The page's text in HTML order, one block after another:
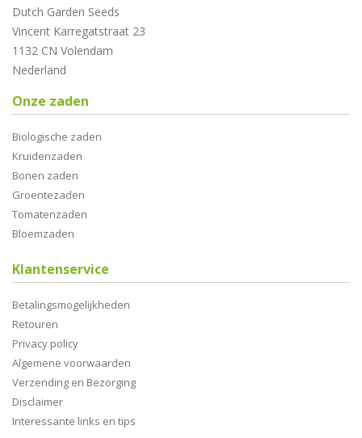
Dutch Garden Seeds
Vincent Karregatstraat 23
1132 CN Volendam
Nederland
Onze zaden
Biologische zaden
Kruidenzaden
Bonen zaden
Groentezaden
Tomatenzaden
Bloemzaden
Klantenservice
Betalingsmogelijkheden
Retouren
Privacy policy
Algemene voorwaarden
Verzending en Bezorging
Disclaimer
Interessante links en tips